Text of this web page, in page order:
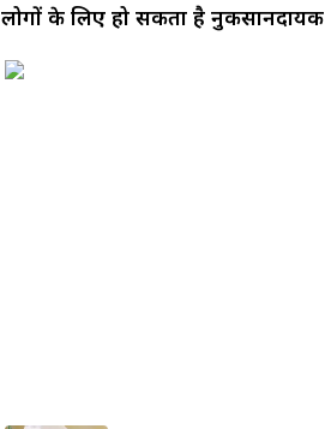
लोगों के लिए हो सकता है नुकसानदायक